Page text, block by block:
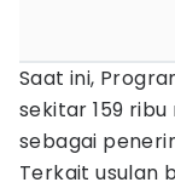
Saat ini,
sekitar 159
sebagai
Terkait usulan